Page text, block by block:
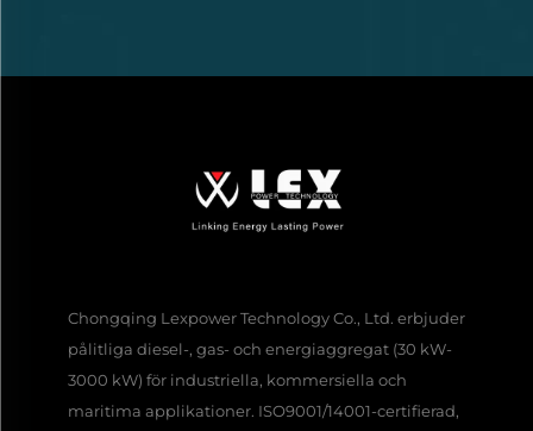
Chongqing Lexpower Technology Co., Ltd. erbjuder
pålitliga diesel-, gas- och energiaggregat (30 kW-
3000 kW) för industriella, kommersiella och
maritima applikationer. ISO9001/14001-certifierad,